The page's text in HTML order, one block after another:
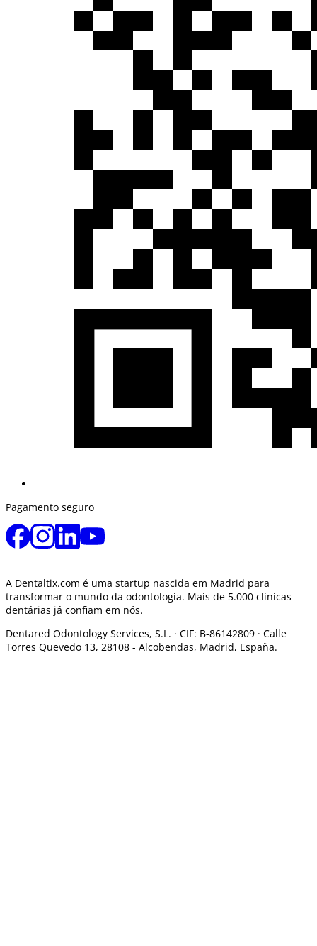
Pagamento seguro
A Dentaltix.com é uma startup nascida em Madrid para
transformar o mundo da odontologia. Mais de 5.000 clínicas
dentárias já confiam em nós.
Dentared Odontology Services, S.L. · CIF: B-86142809 · Calle
Torres Quevedo 13, 28108 - Alcobendas, Madrid, España.